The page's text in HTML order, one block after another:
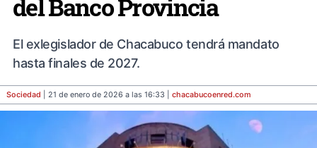
del Banco Provincia
El exlegislador de Chacabuco tendrá mandato
hasta finales de 2027.
Sociedad | 21 de enero de 2026 a las 16:33 | chacabucoenred.com